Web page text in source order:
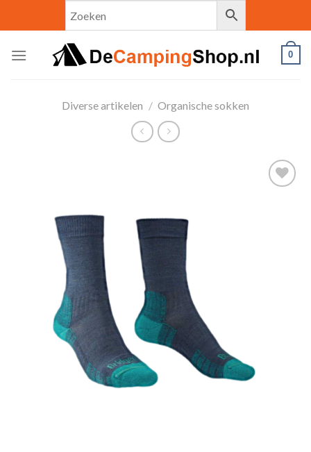
0
Diverse artikelen / Organische sokken